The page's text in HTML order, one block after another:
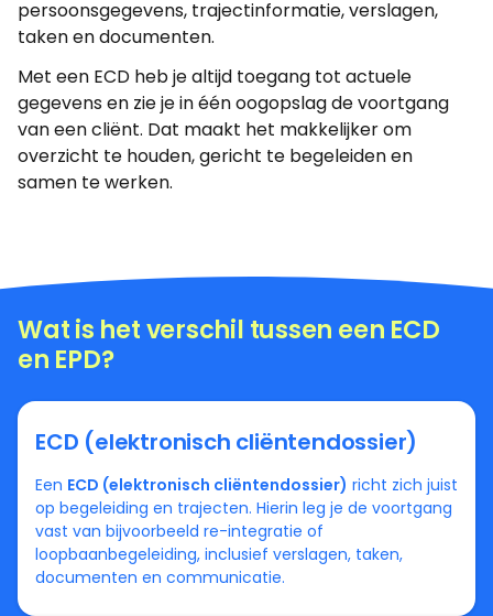
persoonsgegevens, trajectinformatie, verslagen,
taken en documenten.
Met een ECD heb je altijd toegang tot actuele
gegevens en zie je in één oogopslag de voortgang
van een cliënt. Dat maakt het makkelijker om
overzicht te houden, gericht te begeleiden en
samen te werken.
Wat is het verschil tussen een ECD
en EPD?
ECD (elektronisch cliëntendossier)
Een ECD (elektronisch cliëntendossier) richt zich juist
op begeleiding en trajecten. Hierin leg je de voortgang
vast van bijvoorbeeld re-integratie of
loopbaanbegeleiding, inclusief verslagen, taken,
documenten en communicatie.